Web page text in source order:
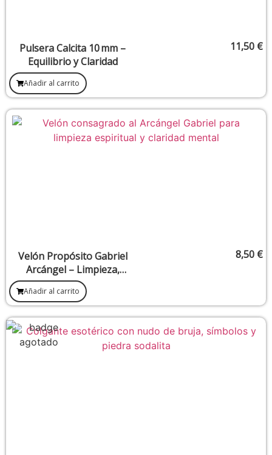
Pulsera Calcita 10 mm –
Equilibrio y Claridad
11,50 €
Añadir al carrito
Velón Propósito Gabriel
Arcángel – Limpieza,
Claridad y Purificación
Interior
8,50 €
Añadir al carrito